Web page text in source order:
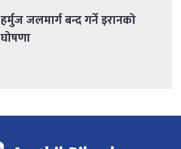
हर्मुज जलमार्ग बन्द गर्ने इरानको
घोषणा